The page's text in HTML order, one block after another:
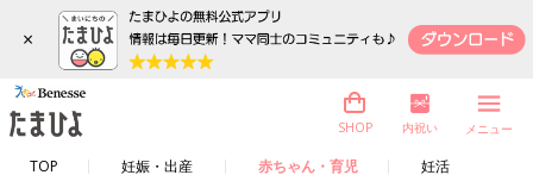
×
TOP 妊娠・出産 赤ちゃん・育児 妊活
SHOP 内祝い メニュー